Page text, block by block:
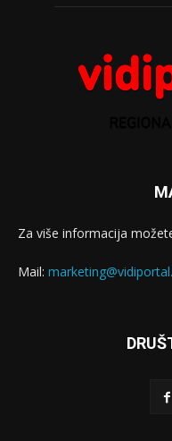
Za više informacija
Mail: